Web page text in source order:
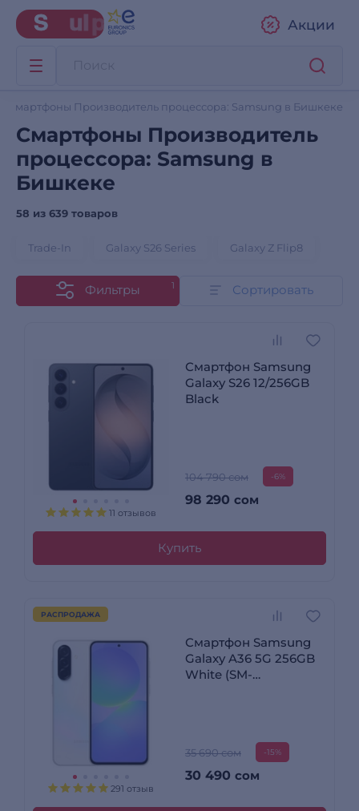
Акции
Смартфоны Производитель процессора: Samsung в Бишкеке
Смартфоны Производитель
процессора: Samsung в
Бишкеке
58 из 639 товаров
Trade-In Galaxy S26 Series Galaxy Z Flip8
Фильтры 1 Сортировать
11 отзывов
Смартфон Samsung
Galaxy S26 12/256GB
Black
104 790 сом -6%
98 290 сом
Купить
РАСПРОДАЖА
291 отзыв
Смартфон Samsung
Galaxy A36 5G 256GB
White (SM-
35 690 сом -15%
30 490 сом